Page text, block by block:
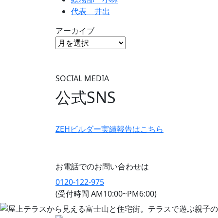
代表 井出
アーカイブ
SOCIAL MEDIA
公式SNS
ZEHビルダー実績報告はこちら
お電話でのお問い合わせは
0120-122-975
(受付時間 AM10:00~PM6:00)